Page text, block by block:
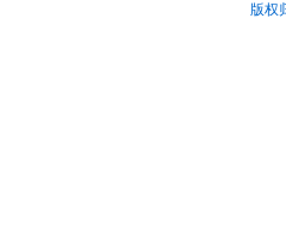
版权